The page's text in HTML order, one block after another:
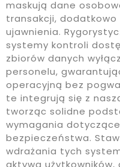
maskują dane
transakcji, dodatkowo
ujawnienia.
systemy kontroli
zbiorów danych
personelu,
operacyjną bez
te integrują się z
tworząc solidne
wymagania
bezpieczeństwa.
wdrażania tych
aktywa